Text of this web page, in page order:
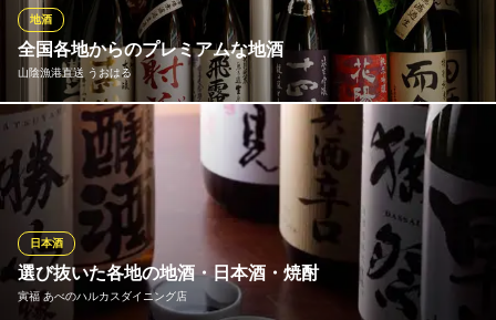
が半額になる曜日限定クーポンをご用意。ぜひご利用ください！
肉とさかなと日本酒 個室居酒屋 照 TERU 天王寺店
肉と魚と日本酒を個室で
ＪＲ天王寺駅南口 徒歩2分
大阪府大阪市阿倍野区阿倍野筋1-1-61 新宿ごちそうビルB1
全国各地からのプレミアムな地酒
山陰漁港直送 うおはる
地酒
全国各地から揃えた地酒は常に50種以上をご用意しております。
特にこだわりはプレミアムな銘柄の品数にあり、「十四代」「而
今」「射美」「新政」は常にご提供できる状態をキープ。日本酒
ファンにはたまらないメニューリストです。
山陰漁港直送 うおはる
魚介料理・海鮮居酒屋
近鉄南大阪線大阪阿部野橋駅 徒歩2分
選び抜いた各地の地酒・日本酒・焼酎
寅福 あべのハルカスダイニング店
日本酒